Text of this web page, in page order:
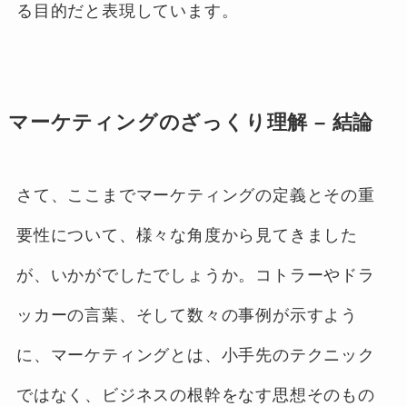
る目的だと表現しています。
マーケティングのざっくり理解 – 結論
さて、ここまでマーケティングの定義とその重
要性について、様々な角度から見てきました
が、いかがでしたでしょうか。コトラーやドラ
ッカーの言葉、そして数々の事例が示すよう
に、マーケティングとは、小手先のテクニック
ではなく、ビジネスの根幹をなす思想そのもの